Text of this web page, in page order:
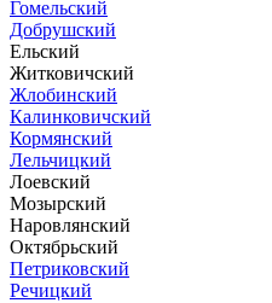
Гомельский
Добрушский
Ельский
Житковичский
Жлобинский
Калинковичский
Кормянский
Лельчицкий
Лоевский
Мозырский
Наровлянский
Октябрьский
Петриковский
Речицкий